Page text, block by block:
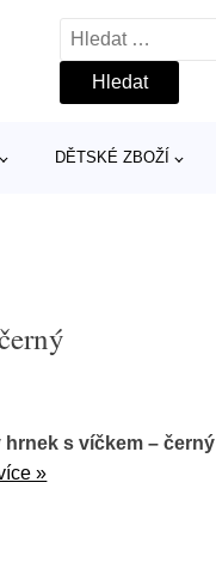
Vyhledávání
DĚTSKÉ ZBOŽÍ
hrnek s víčkem – černý
»